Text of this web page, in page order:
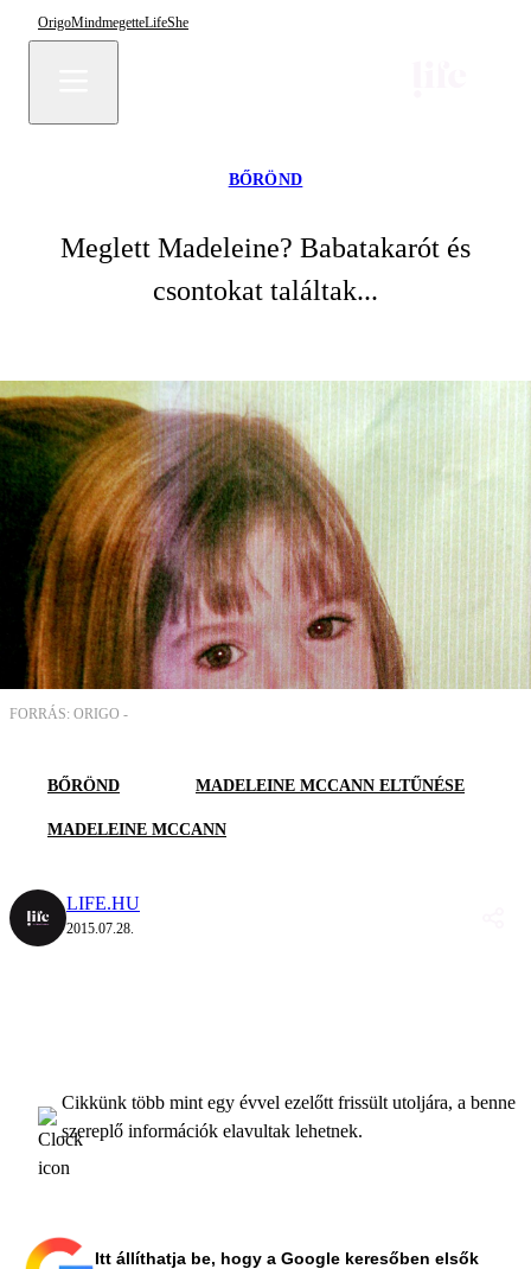
OrigoMindmegetteLifeShe
BŐRÖND
Meglett Madeleine? Babatakarót és
csontokat találtak...
FORRÁS: ORIGO -
BŐRÖND MADELEINE MCCANN ELTŰNÉSE
MADELEINE MCCANN
LIFE.HU
2015.07.28.
Cikkünk több mint egy évvel ezelőtt frissült utoljára, a benne
szereplő információk elavultak lehetnek.
Itt állíthatja be, hogy a Google keresőben elsők